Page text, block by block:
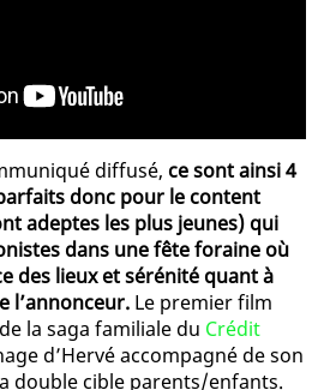
diffusé, ce sont ainsi 4
donc pour le content
adeptes les plus jeunes) qui
dans une fête foraine où
des lieux et sérénité quant à
l’annonceur. Le premier film
la saga familiale du Crédit
d’Hervé accompagné de son
double cible parents/enfants.